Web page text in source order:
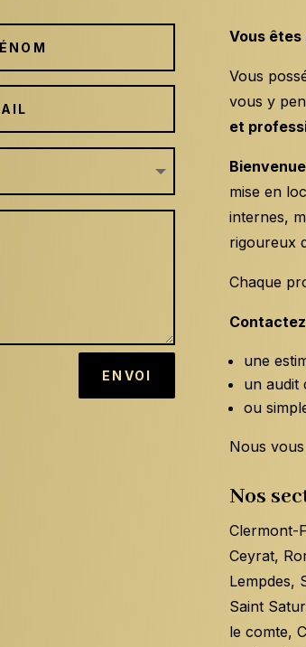
ENVOI
Vous
Vous
vous y
et
mise en
internes,
rigoureux
Chaque
une
un audit
ou
Nous
Nos
Clermont-
Ceyrat,
Lempdes,
Saint
le comte,